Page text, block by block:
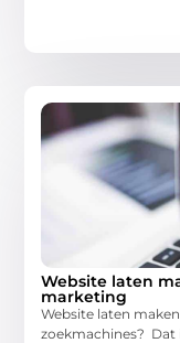
Website laten
marketing
Website laten
zoekmachines? Dat